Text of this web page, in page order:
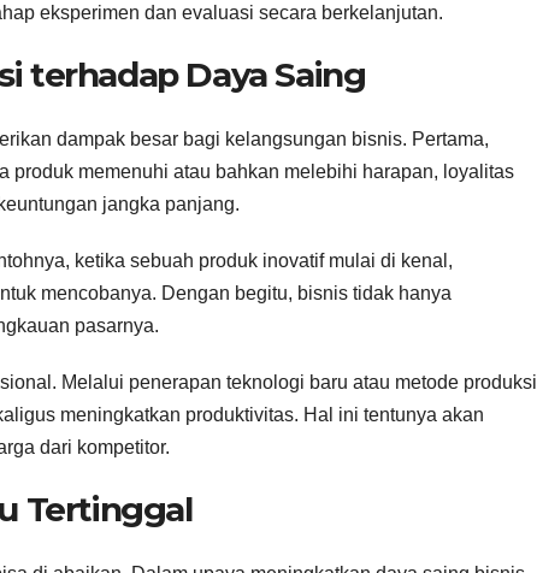
eksperimen dan evaluasi secara berkelanjutan.
terhadap Daya Saing
dampak besar bagi kelangsungan bisnis. Pertama,
memenuhi atau bahkan melebihi harapan, loyalitas
jangka panjang.
ketika sebuah produk inovatif mulai di kenal,
mencobanya. Dengan begitu, bisnis tidak hanya
pasarnya.
Melalui penerapan teknologi baru atau metode produksi
meningkatkan produktivitas. Hal ini tentunya akan
dari kompetitor.
Tertinggal